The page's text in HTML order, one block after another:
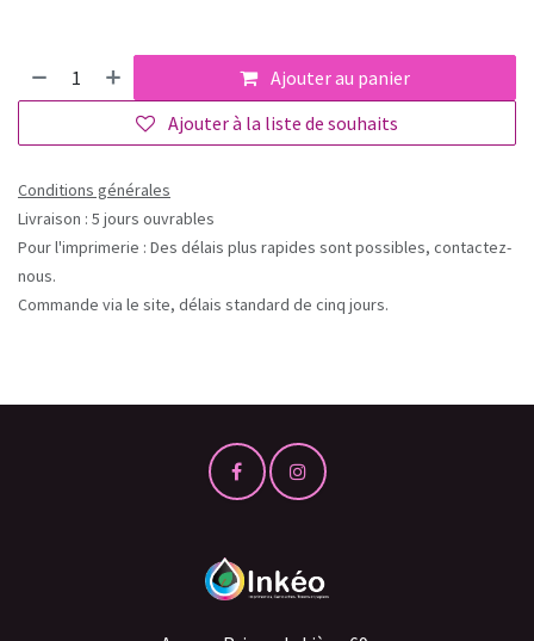
Ajouter au panier
Ajouter à la liste de souhaits
Conditions générales
Livraison : 5 jours ouvrables
Pour l'imprimerie : Des délais plus rapides sont possibles, contactez-
nous.
Commande via le site, délais standard de cinq jours.